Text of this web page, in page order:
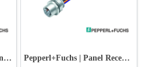
Pepperl+Fuchs | Valve Connectors Pepperl+Fuchs | Panel Receptacles